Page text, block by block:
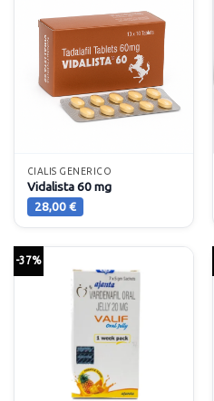
CIALIS GENERICO
Vidalista 60 mg
28,00€
-37%